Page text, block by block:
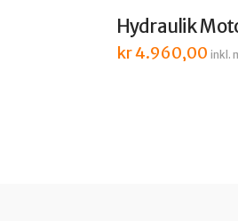
Hydraulik
kr4.960,00 inkl.